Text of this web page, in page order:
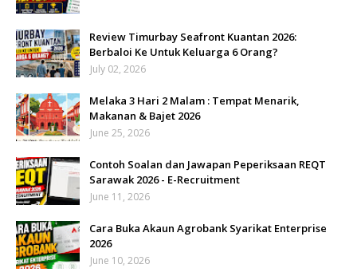
Review Timurbay Seafront Kuantan 2026:
Berbaloi Ke Untuk Keluarga 6 Orang?
July 02, 2026
Melaka 3 Hari 2 Malam : Tempat Menarik,
Makanan & Bajet 2026
June 25, 2026
Contoh Soalan dan Jawapan Peperiksaan REQT
Sarawak 2026 - E-Recruitment
June 11, 2026
Cara Buka Akaun Agrobank Syarikat Enterprise
2026
June 10, 2026